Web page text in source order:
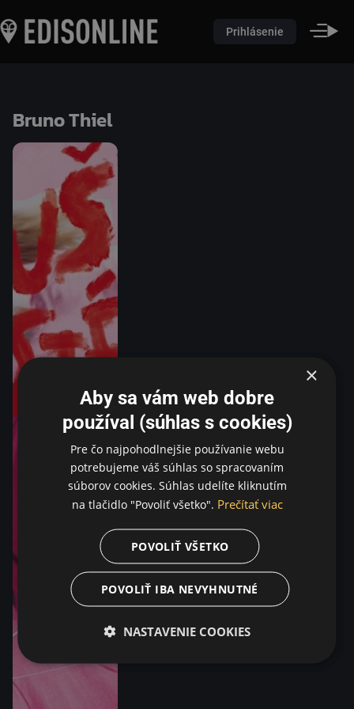
Prihlásenie
Bruno Thiel
×
Aby sa vám web dobre
používal (súhlas s cookies)
Pre čo najpohodlnejšie používanie webu
potrebujeme váš súhlas so spracovaním
súborov cookies. Súhlas udelíte kliknutím
na tlačidlo "Povoliť všetko". Prečítať viac
POVOLIŤ VŠETKO
POVOLIŤ IBA NEVYHNUTNÉ
NASTAVENIE COOKIES